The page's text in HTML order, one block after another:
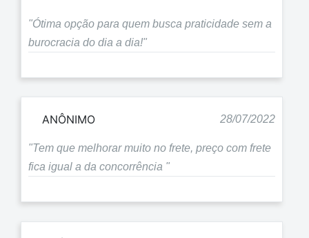
"Ótima opção para quem busca praticidade sem a
burocracia do dia a dia!"
ANÔNIMO 28/07/2022
"Tem que melhorar muito no frete, preço com frete
fica igual a da concorrência "